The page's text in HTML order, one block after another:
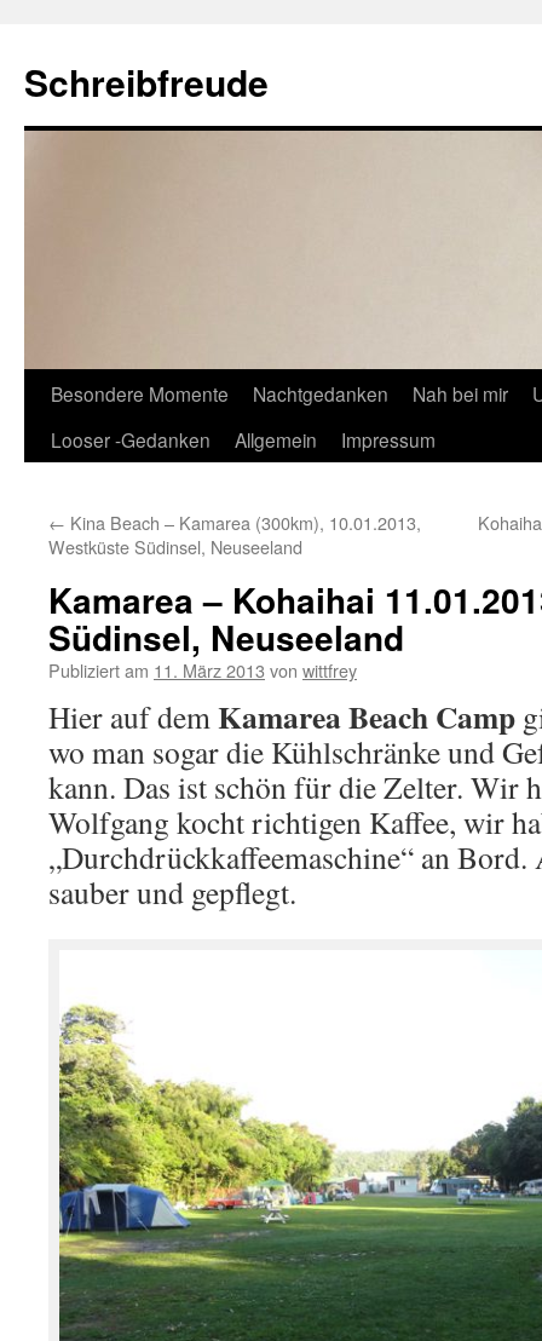
Schreibfreude
Besondere Momente Nachtgedanken Nah bei mir
Looser -Gedanken
Allgemein Impressum
← Kina Beach – Kamarea (300km), 10.01.2013,
Westküste Südinsel, Neuseeland
Kamarea – Kohaihai
Südinsel, Neuseeland
Publiziert am 11. März 2013 von wittfrey
Hier auf demKamarea Beach Camp
wo man sogar die Kühlschränke und
kann. Das ist schön für die Zelter. Wir
Wolfgang kocht richtigen Kaffee, wir
„Durchdrückkaffeemaschine“ an
sauber und gepflegt.